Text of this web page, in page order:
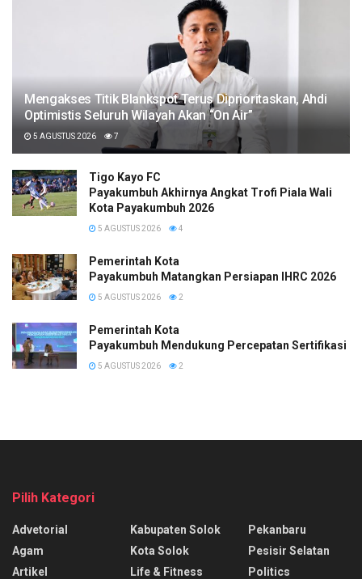
Mengakses Titik Blankspot Terus Diprioritaskan, Ahdi
Optimistis Seluruh Wilayah Akan “On Air”
5 AGUSTUS 2026 7
Tigo Kayo FC
Payakumbuh Akhirnya Angkat Trofi Piala Wali
Kota Payakumbuh 2026
5 AGUSTUS 2026 4
Pemerintah Kota
Payakumbuh Matangkan Persiapan IHRC 2026
5 AGUSTUS 2026 2
Pemerintah Kota
Payakumbuh Mendukung Percepatan Sertifikasi
5 AGUSTUS 2026 2
Pilih Kategori
Advetorial
Agam
Artikel
Kabupaten Solok
Kota Solok
Life & Fitness
Pekanbaru
Pesisir Selatan
Politics